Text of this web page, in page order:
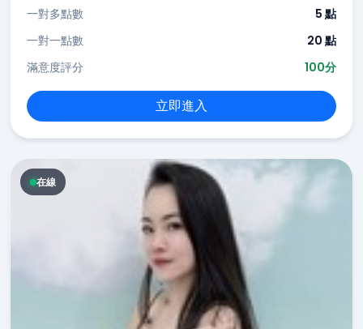
一對多點數
5 點
一對一點數
20 點
滿意度評分
100分
立即進入
在線